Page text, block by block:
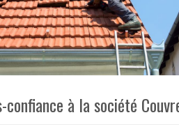
à la société